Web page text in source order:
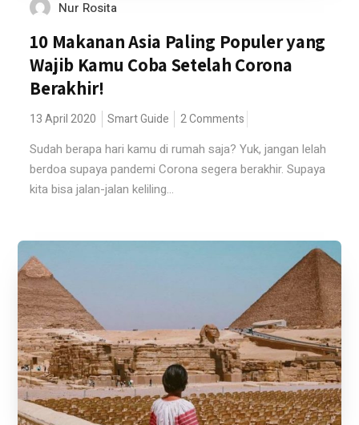
Nur Rosita
10 Makanan Asia Paling Populer yang
Wajib Kamu Coba Setelah Corona
Berakhir!
13 April 2020 Smart Guide 2 Comments
Sudah berapa hari kamu di rumah saja? Yuk, jangan lelah
berdoa supaya pandemi Corona segera berakhir. Supaya
kita bisa jalan-jalan keliling...